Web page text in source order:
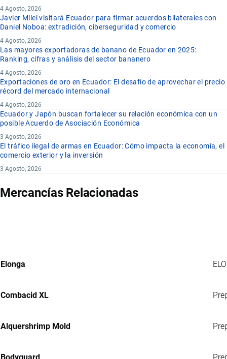
4 Agosto, 2026
Javier Milei visitará Ecuador para firmar acuerdos bilaterales con
Daniel Noboa: extradición, ciberseguridad y comercio
4 Agosto, 2026
Las mayores exportadoras de banano de Ecuador en 2025:
Ranking, cifras y análisis del sector bananero
4 Agosto, 2026
Exportaciones de oro en Ecuador: El desafío de aprovechar el precio
récord del mercado internacional
4 Agosto, 2026
Ecuador y Japón buscan fortalecer su relación económica con un
posible Acuerdo de Asociación Económica
3 Agosto, 2026
El tráfico ilegal de armas en Ecuador: Cómo impacta la economía, el
comercio exterior y la inversión
3 Agosto, 2026
Mercancías Relacionadas
Elonga
Combacid XL
Alquershrimp Mold